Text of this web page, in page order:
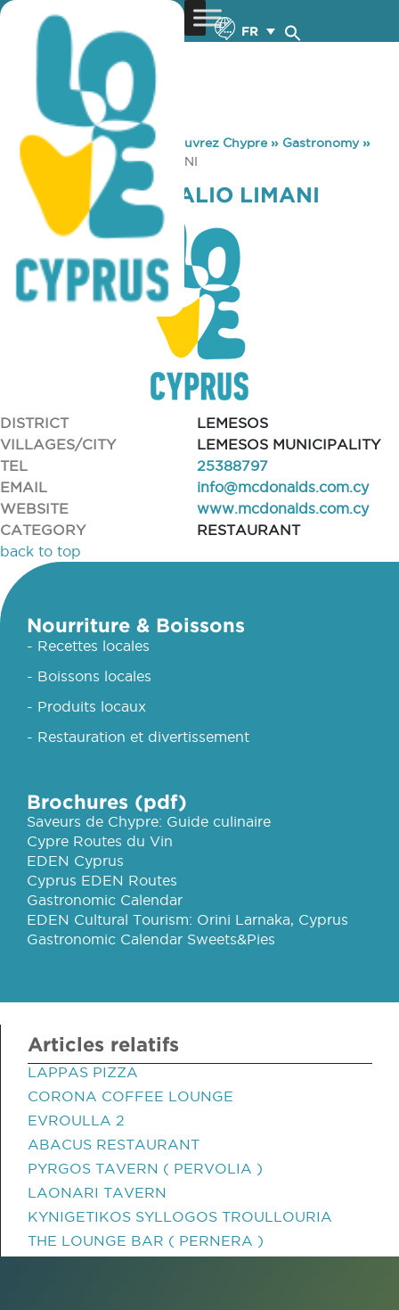
FR
You are here: Home »Découvrez Chypre» Gastronomy»
MC DONALD’S PALIO LIMANI
MC DONALD’S PALIO LIMANI
DISTRICT
LEMESOS
VILLAGES/CITY
LEMESOS MUNICIPALITY
TEL
25388797
EMAIL
info@mcdonalds.com.cy
WEBSITE
www.mcdonalds.com.cy
CATEGORY
RESTAURANT
back to top
Nourriture & Boissons
- Recettes locales
- Boissons locales
- Produits locaux
- Restauration et divertissement
Brochures (pdf)
Saveurs de Chypre: Guide culinaire
Cypre Routes du Vin
EDEN Cyprus
Cyprus EDEN Routes
Gastronomic Calendar
EDEN Cultural Tourism: Orini Larnaka, Cyprus
Gastronomic Calendar Sweets&Pies
Articles relatifs
LAPPAS PIZZA
CORONA COFFEE LOUNGE
EVROULLA 2
ABACUS RESTAURANT
PYRGOS TAVERN ( PERVOLIA )
LAONARI TAVERN
KYNIGETIKOS SYLLOGOS TROULLOURIA
THE LOUNGE BAR ( PERNERA )